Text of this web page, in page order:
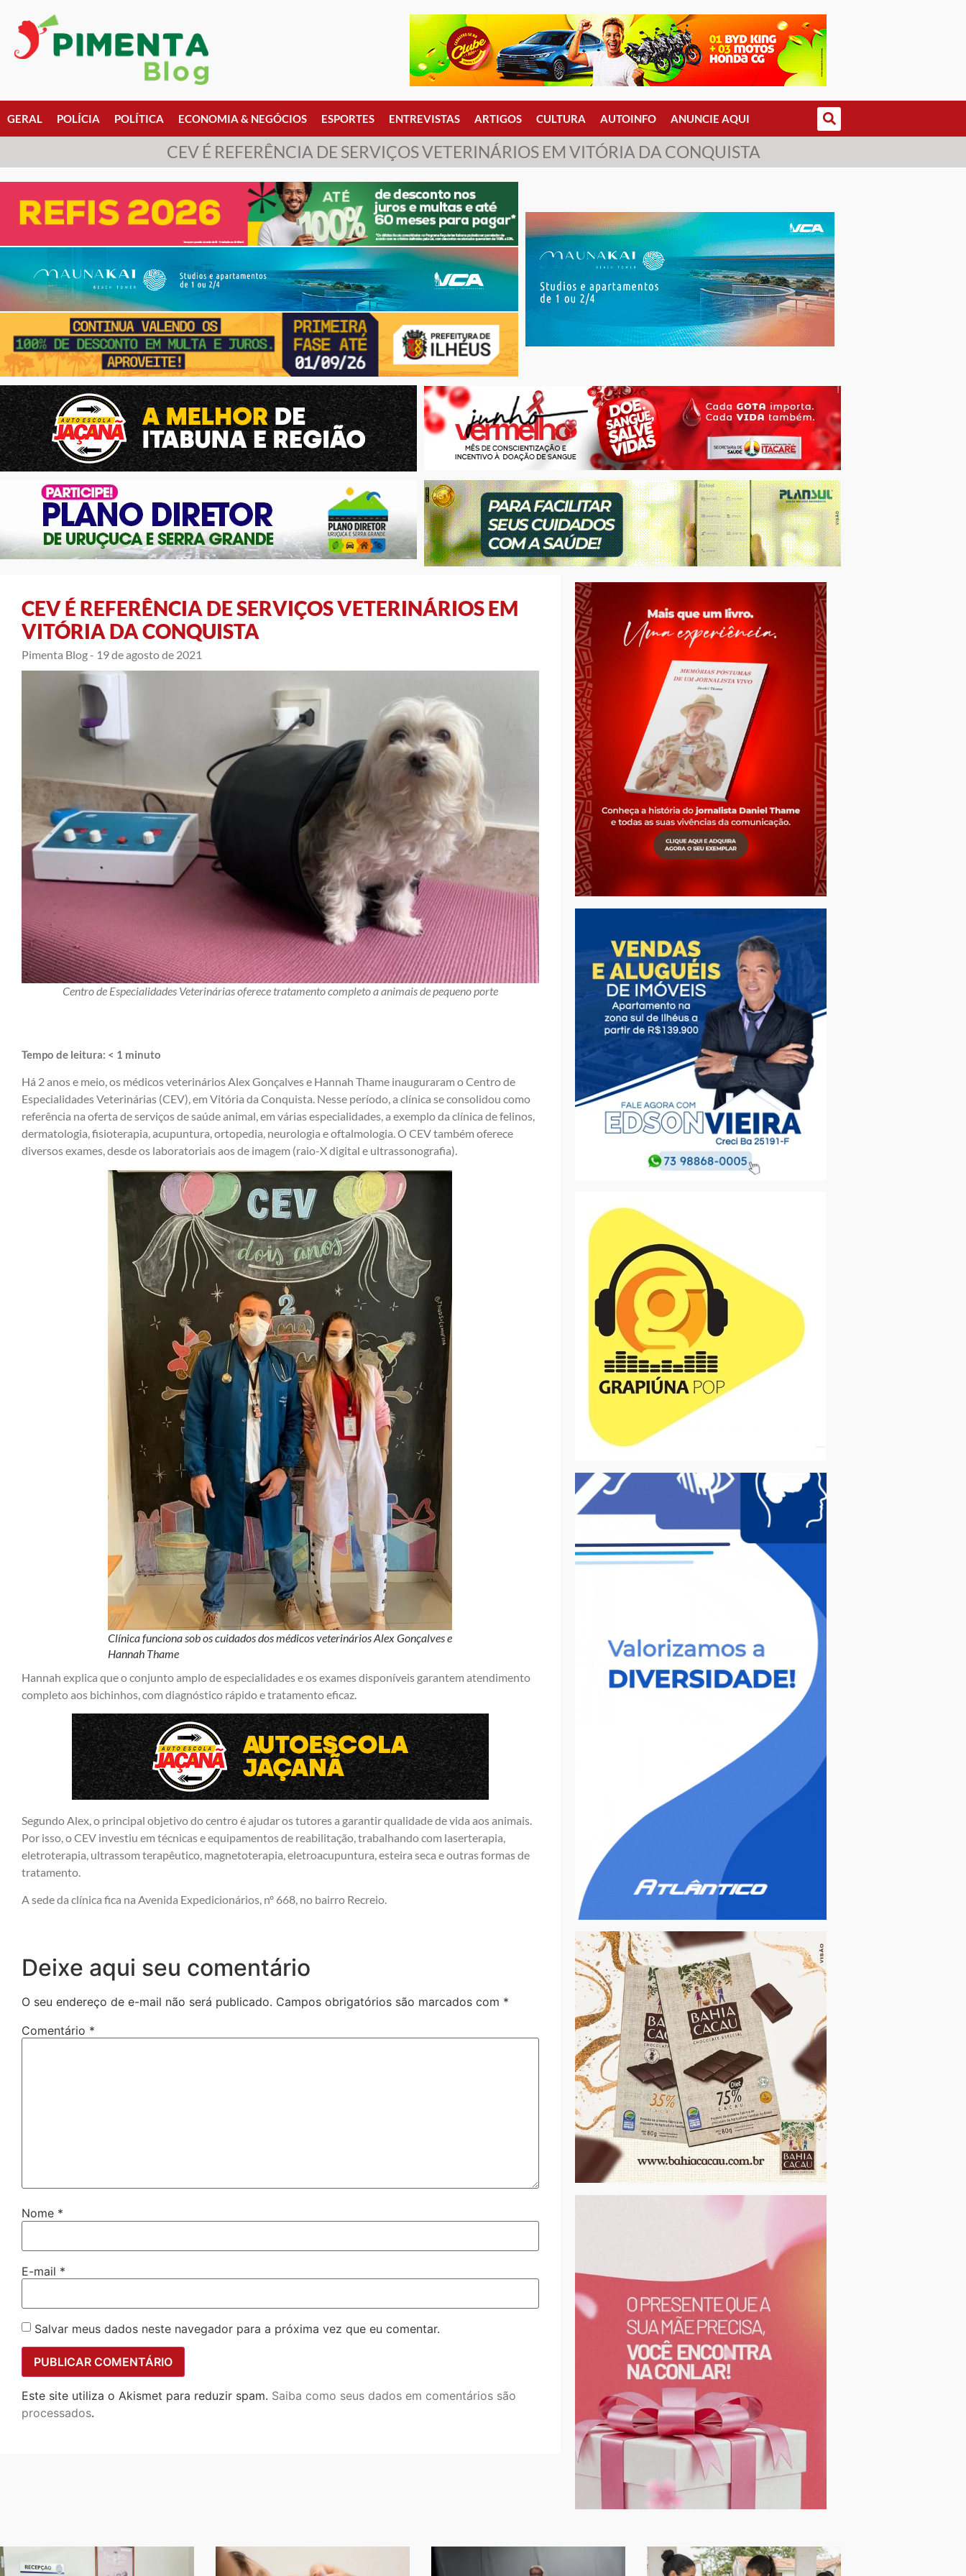
GERAL POLÍCIA POLÍTICA ECONOMIA & NEGÓCIOS ESPORTES ENTREVISTAS ARTIGOS CULTURA AUTOINFO ANUNCIE AQUI
CEV É REFERÊNCIA DE SERVIÇOS VETERINÁRIOS EM VITÓRIA DA CONQUISTA
CEV É REFERÊNCIA DE SERVIÇOS VETERINÁRIOS EM
VITÓRIA DA CONQUISTA
Pimenta Blog - 19 de agosto de 2021
Centro de Especialidades Veterinárias oferece tratamento completo a animais de pequeno porte
Tempo de leitura: < 1 minuto
Há 2 anos e meio, os médicos veterinários Alex Gonçalves e Hannah Thame inauguraram o Centro de
Especialidades Veterinárias (CEV), em Vitória da Conquista. Nesse período, a clínica se consolidou como
referência na oferta de serviços de saúde animal, em várias especialidades, a exemplo da clínica de felinos,
dermatologia, fisioterapia, acupuntura, ortopedia, neurologia e oftalmologia. O CEV também oferece
diversos exames, desde os laboratoriais aos de imagem (raio-X digital e ultrassonografia).
Clínica funciona sob os cuidados dos médicos veterinários Alex Gonçalves e
Hannah Thame
Hannah explica que o conjunto amplo de especialidades e os exames disponíveis garantem atendimento
completo aos bichinhos, com diagnóstico rápido e tratamento eficaz.
Segundo Alex, o principal objetivo do centro é ajudar os tutores a garantir qualidade de vida aos animais.
Por isso, o CEV investiu em técnicas e equipamentos de reabilitação, trabalhando com laserterapia,
eletroterapia, ultrassom terapêutico, magnetoterapia, eletroacupuntura, esteira seca e outras formas de
tratamento.
A sede da clínica fica na Avenida Expedicionários, nº 668, no bairro Recreio.
Deixe aqui seu comentário
O seu endereço de e-mail não será publicado. Campos obrigatórios são marcados com *
Comentário *
Nome *
E-mail *
Salvar meus dados neste navegador para a próxima vez que eu comentar.
Este site utiliza o Akismet para reduzir spam. Saiba como seus dados em comentários são
processados.